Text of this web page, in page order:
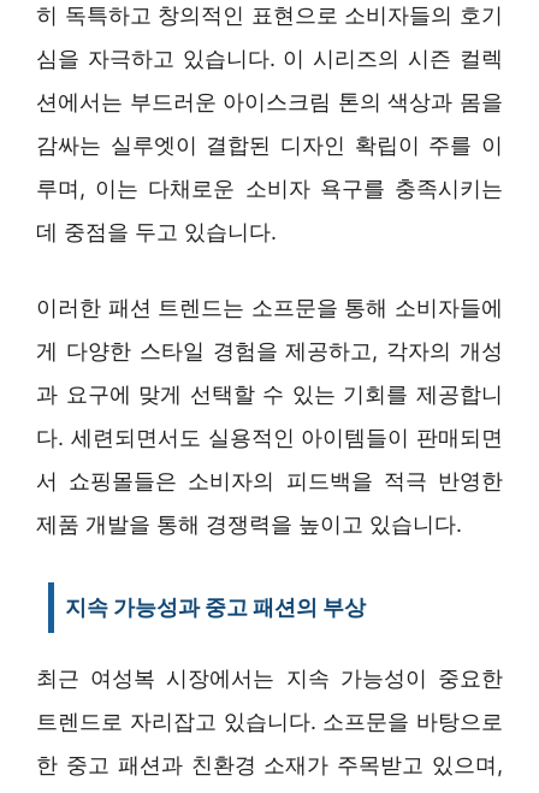
히 독특하고 창의적인 표현으로 소비자들의 호기
심을 자극하고 있습니다. 이 시리즈의 시즌 컬렉
션에서는 부드러운 아이스크림 톤의 색상과 몸을
감싸는 실루엣이 결합된 디자인 확립이 주를 이
루며, 이는 다채로운 소비자 욕구를 충족시키는
데 중점을 두고 있습니다.
이러한 패션 트렌드는 소프문을 통해 소비자들에
게 다양한 스타일 경험을 제공하고, 각자의 개성
과 요구에 맞게 선택할 수 있는 기회를 제공합니
다. 세련되면서도 실용적인 아이템들이 판매되면
서 쇼핑몰들은 소비자의 피드백을 적극 반영한
제품 개발을 통해 경쟁력을 높이고 있습니다.
지속 가능성과 중고 패션의 부상
최근 여성복 시장에서는 지속 가능성이 중요한
트렌드로 자리잡고 있습니다. 소프문을 바탕으로
한 중고 패션과 친환경 소재가 주목받고 있으며,